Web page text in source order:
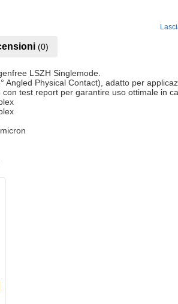
(0)
LSZH Singlemode.
Angled Physical Contact), adatto per
test report per garantire uso ottimale in